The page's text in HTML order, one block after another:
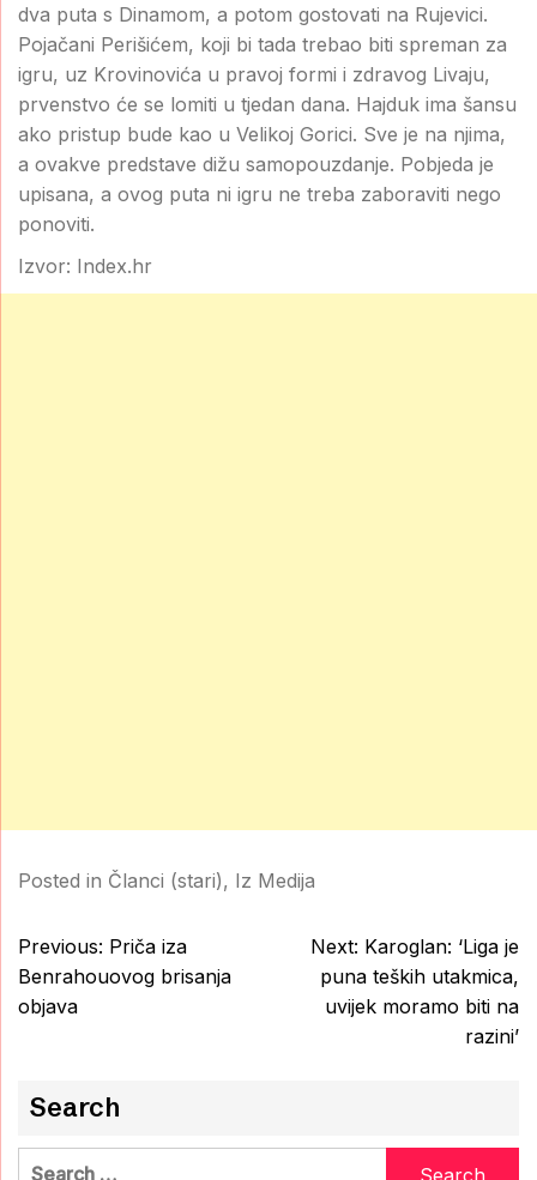
dva puta s Dinamom, a potom gostovati na Rujevici.
Pojačani Perišićem, koji bi tada trebao biti spreman za
igru, uz Krovinovića u pravoj formi i zdravog Livaju,
prvenstvo će se lomiti u tjedan dana. Hajduk ima šansu
ako pristup bude kao u Velikoj Gorici. Sve je na njima,
a ovakve predstave dižu samopouzdanje. Pobjeda je
upisana, a ovog puta ni igru ne treba zaboraviti nego
ponoviti.
Izvor: Index.hr
Posted in Članci (stari), Iz Medija
Post
navigation
Previous: Priča iza
Benrahouovog brisanja
objava
Next: Karoglan: ‘Liga je
puna teških utakmica,
uvijek moramo biti na
razini’
Search
Search